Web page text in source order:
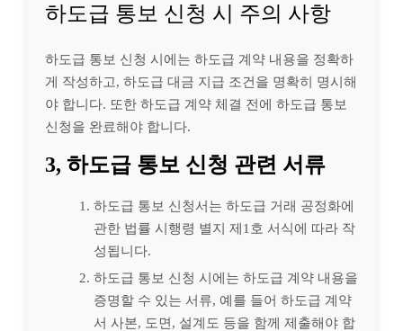
하도급 통보 신청 시 주의 사항
하도급 통보 신청 시에는 하도급 계약 내용을 정확하
게 작성하고, 하도급 대금 지급 조건을 명확히 명시해
야 합니다. 또한 하도급 계약 체결 전에 하도급 통보
신청을 완료해야 합니다.
3, 하도급 통보 신청 관련 서류
하도급 통보 신청서는 하도급 거래 공정화에
관한 법률 시행령 별지 제1호 서식에 따라 작
성됩니다.
하도급 통보 신청 시에는 하도급 계약 내용을
증명할 수 있는 서류, 예를 들어 하도급 계약
서 사본, 도면, 설계도 등을 함께 제출해야 합